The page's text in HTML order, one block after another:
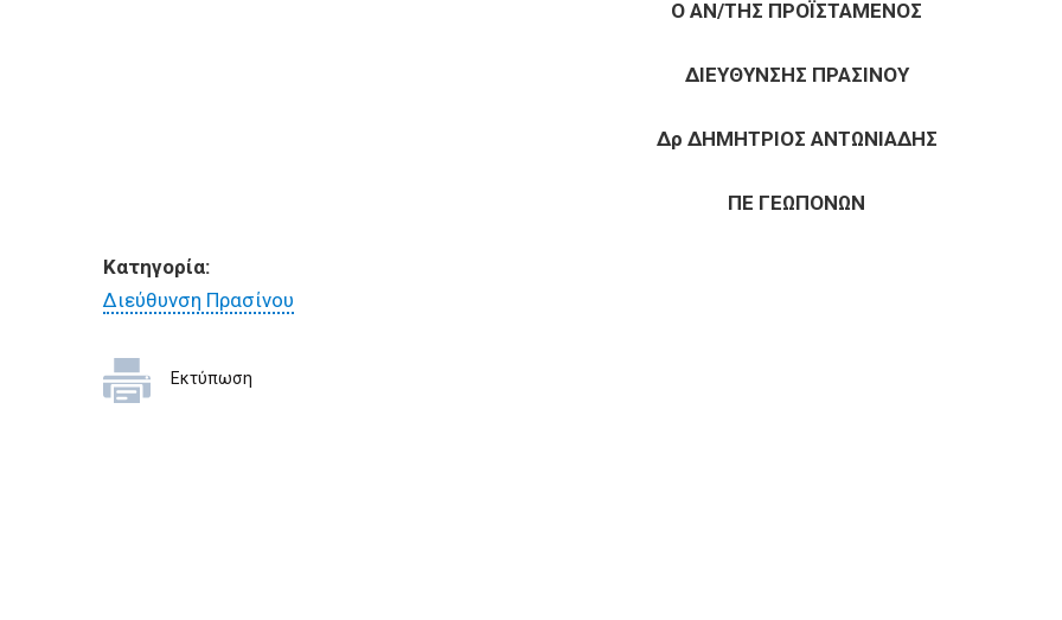
Ο ΑΝ/ΤΗΣ ΠΡΟΪΣΤΑΜΕΝΟΣ
ΔΙΕΥΘΥΝΣΗΣ ΠΡΑΣΙΝΟΥ
Δρ ΔΗΜΗΤΡΙΟΣ ΑΝΤΩΝΙΑΔΗΣ
ΠΕ ΓΕΩΠΟΝΩΝ
Κατηγορία:
Διεύθυνση Πρασίνου
Εκτύπωση